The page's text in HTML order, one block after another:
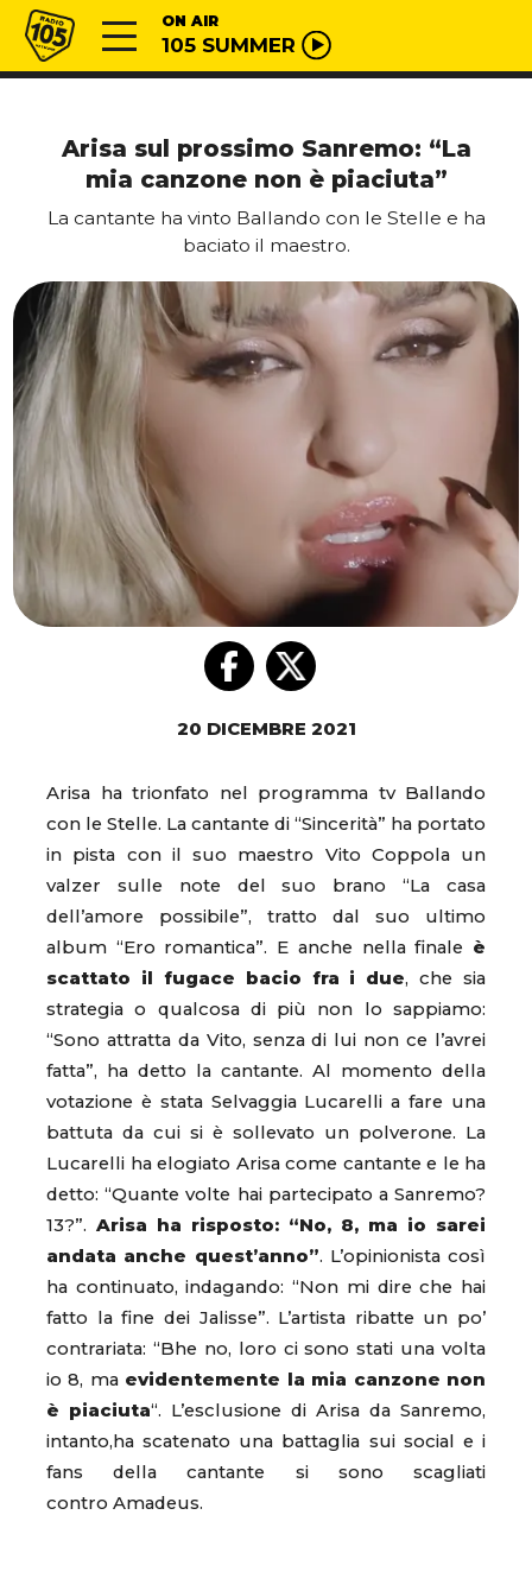
Vai al contenuto
Radio 105 ON AIR
105 SUMMER
Arisa sul prossimo Sanremo: “La
mia canzone non è piaciuta”
La cantante ha vinto Ballando con le Stelle e ha
baciato il maestro.
20 DICEMBRE 2021
Arisa ha trionfato nel programma tv Ballando
con le Stelle. La cantante di “Sincerità” ha portato
in pista con il suo maestro Vito Coppola un
valzer sulle note del suo brano “La casa
dell’amore possibile”, tratto dal suo ultimo
album “Ero romantica”. E anche nella finale è
scattato il fugace bacio fra i due, che sia
strategia o qualcosa di più non lo sappiamo:
“Sono attratta da Vito, senza di lui non ce l’avrei
fatta”, ha detto la cantante. Al momento della
votazione è stata Selvaggia Lucarelli a fare una
battuta da cui si è sollevato un polverone. La
Lucarelli ha elogiato Arisa come cantante e le ha
detto: “Quante volte hai partecipato a Sanremo?
13?”. Arisa ha risposto: “No, 8, ma io sarei
andata anche quest’anno”. L’opinionista così
ha continuato, indagando: “Non mi dire che hai
fatto la fine dei Jalisse”. L’artista ribatte un po’
contrariata: “Bhe no, loro ci sono stati una volta
io 8, ma evidentemente la mia canzone non
è piaciuta“. L’esclusione di Arisa da Sanremo,
intanto,ha scatenato una battaglia sui social e i
fans della cantante si sono scagliati
contro Amadeus.